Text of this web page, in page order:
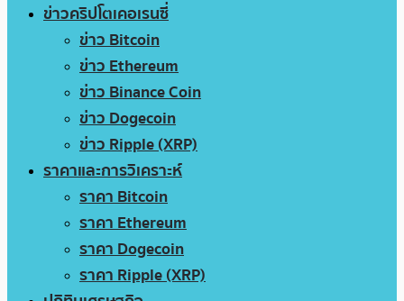
ข่าวคริปโตเคอเรนซี่
ข่าว Bitcoin
ข่าว Ethereum
ข่าว Binance Coin
ข่าว Dogecoin
ข่าว Ripple (XRP)
ราคาและการวิเคราะห์
ราคา Bitcoin
ราคา Ethereum
ราคา Dogecoin
ราคา Ripple (XRP)